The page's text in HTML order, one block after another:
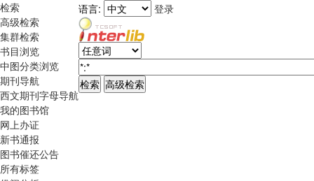
检索
高级检索
集群检索
书目浏览
中图分类浏览
期刊导航
西文期刊字母导航
我的图书馆
网上办证
新书通报
图书催还公告
所有标签
语言: 登录